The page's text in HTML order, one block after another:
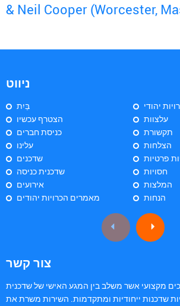
& Neil Cooper (Worcester,
ניווט
בַּיִת
הצטרף עכשיו
כניסת חברים
עלינו
שדכנים
שדכנית כניסה
אירועים
מאמרים הכרויות יהודים
יהודי
עלצוות
תקשורת
הצלחות
פרטיות
חסויות
המלצות
הנחות
צור קשר
מקצועי אשר משלב בין המגע האישי של שדכנית
שדכנות ייחודיות ומתקדמות. השירות משרת את